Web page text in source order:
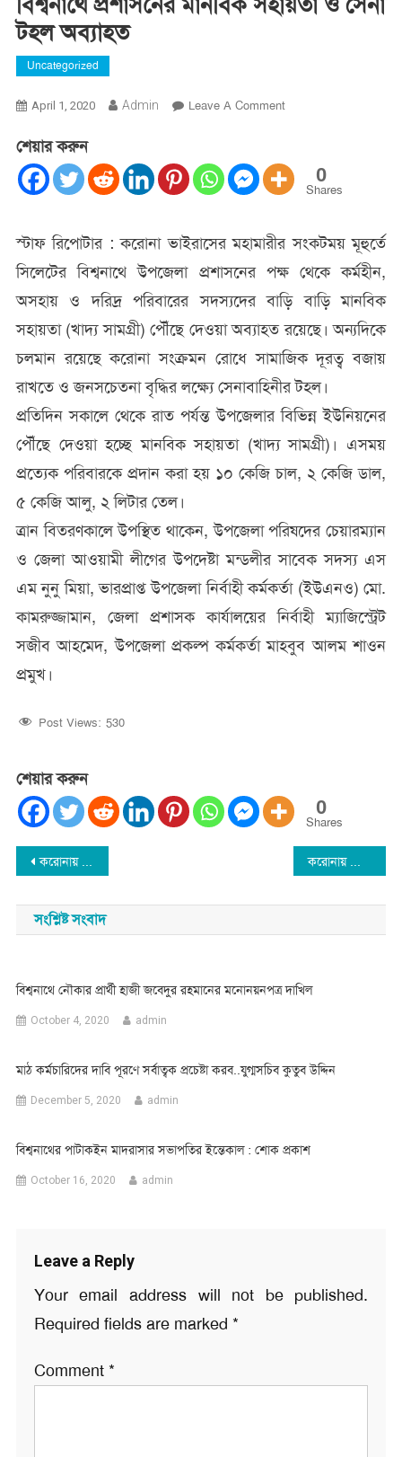
টহল অব্যাহত
Uncategorized
April 1, 2020 Admin Leave A CommentOn
মানবিক
সহায়তা
টহল
অব্যাহত
শেয়ার করুন
0
Shares
স্টাফ রিপোটার : করোনা ভাইরাসের মহামারীর সংকটময় মূহুর্তে
সিলেটের বিশ্বনাথে উপজেলা প্রশাসনের পক্ষ থেকে কর্মহীন,
অসহায় ও দরিদ্র পরিবারের সদস্যদের বাড়ি বাড়ি মানবিক
সহায়তা (খাদ্য সামগ্রী) পৌঁছে দেওয়া অব্যাহত রয়েছে। অন্যদিকে
চলমান রয়েছে করোনা সংক্রমন রোধে সামাজিক দূরত্ব বজায়
রাখতে ও জনসচেতনা বৃদ্ধির লক্ষ্যে সেনাবাহিনীর টহল।
প্রতিদিন সকালে থেকে রাত পর্যন্ত উপজেলার বিভিন্ন ইউনিয়নের
পৌঁছে দেওয়া হচ্ছে মানবিক সহায়তা (খাদ্য সামগ্রী)। এসময়
প্রত্যেক পরিবারকে প্রদান করা হয় ১০ কেজি চাল, ২ কেজি ডাল,
৫ কেজি আলু, ২ লিটার তেল।
ত্রান বিতরণকালে উপস্থিত থাকেন, উপজেলা পরিষদের চেয়ারম্যান
ও জেলা আওয়ামী লীগের উপদেষ্টা মন্ডলীর সাবেক সদস্য এস
এম নুনু মিয়া, ভারপ্রাপ্ত উপজেলা নির্বাহী কর্মকর্তা (ইউএনও) মো.
কামরুজ্জামান, জেলা প্রশাসক কার্যালয়ের নির্বাহী ম্যাজিস্ট্রেট
সজীব আহমেদ, উপজেলা প্রকল্প কর্মকর্তা মাহবুব আলম শাওন
প্রমুখ।
Post Views: 530
শেয়ার করুন
0
Shares
Post
navigation
করোনায় সচেতন : বিশ্বনাথ উপজেলা পরিষদের মাস্ক-সাবান বিতরণ করোনায় আক্রান্ত হয়ে বিশ্বনাথের দুই প্রবাসির লন্ডনে মৃত্যু
সংশ্লিষ্ট সংবাদ
বিশ্বনাথে নৌকার প্রার্থী হাজী জবেদুর রহমানের মনোনয়নপত্র দাখিল
October 4, 2020 admin
মাঠ কর্মচারিদের দাবি পূরণে সর্বাত্বক প্রচেষ্টা করব..যুগ্মসচিব কুতুব উদ্দিন
December 5, 2020 admin
বিশ্বনাথের পাটাকইন মাদরাসার সভাপতির ইন্তেকাল : শোক প্রকাশ
October 16, 2020 admin
Leave a Reply
Your email address will not be published.
Required fields are marked *
Comment *